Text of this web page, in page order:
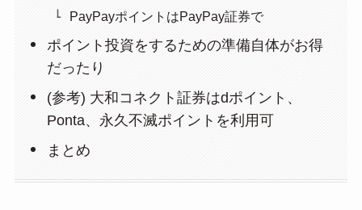
PayPayポイントはPayPay証券で
ポイント投資をするための準備自体がお得
だったり
(参考) 大和コネクト証券はdポイント、
Ponta、永久不滅ポイントを利用可
まとめ